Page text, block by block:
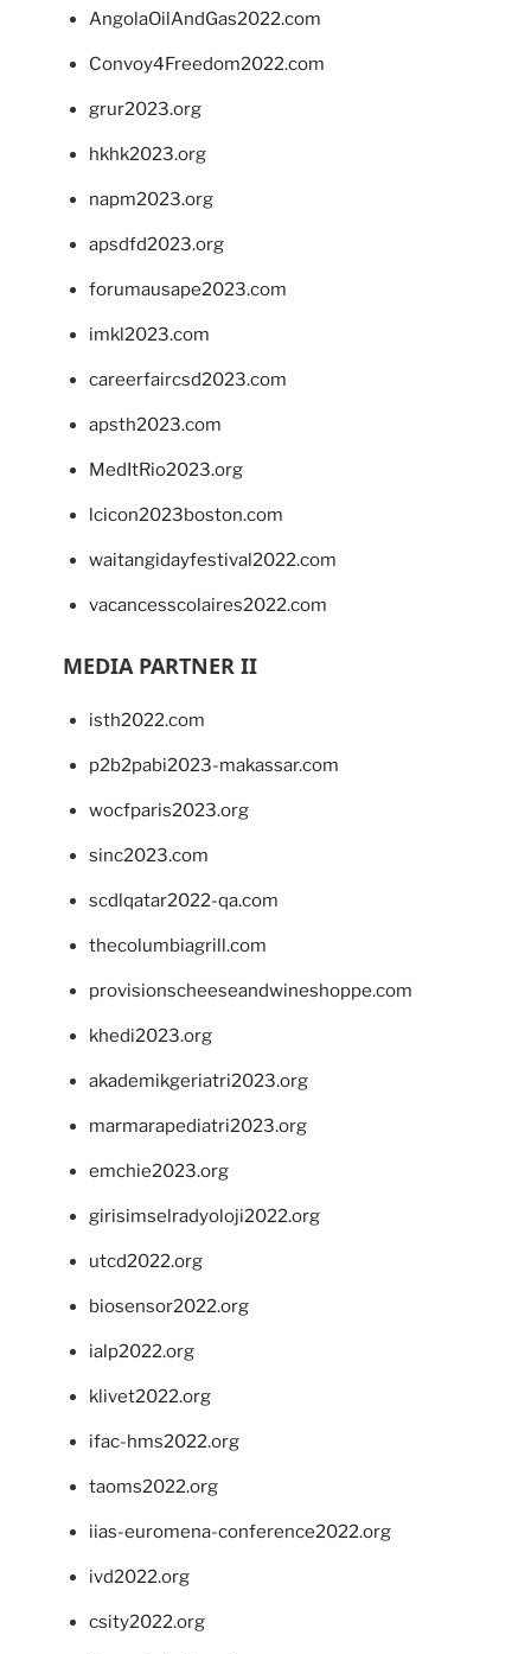
AngolaOilAndGas2022.com
Convoy4Freedom2022.com
grur2023.org
hkhk2023.org
napm2023.org
apsdfd2023.org
forumausape2023.com
imkl2023.com
careerfaircsd2023.com
apsth2023.com
MedItRio2023.org
lcicon2023boston.com
waitangidayfestival2022.com
vacancesscolaires2022.com
MEDIA PARTNER II
isth2022.com
p2b2pabi2023-makassar.com
wocfparis2023.org
sinc2023.com
scdlqatar2022-qa.com
thecolumbiagrill.com
provisionscheeseandwineshoppe.com
khedi2023.org
akademikgeriatri2023.org
marmarapediatri2023.org
emchie2023.org
girisimselradyoloji2022.org
utcd2022.org
biosensor2022.org
ialp2022.org
klivet2022.org
ifac-hms2022.org
taoms2022.org
iias-euromena-conference2022.org
ivd2022.org
csity2022.org